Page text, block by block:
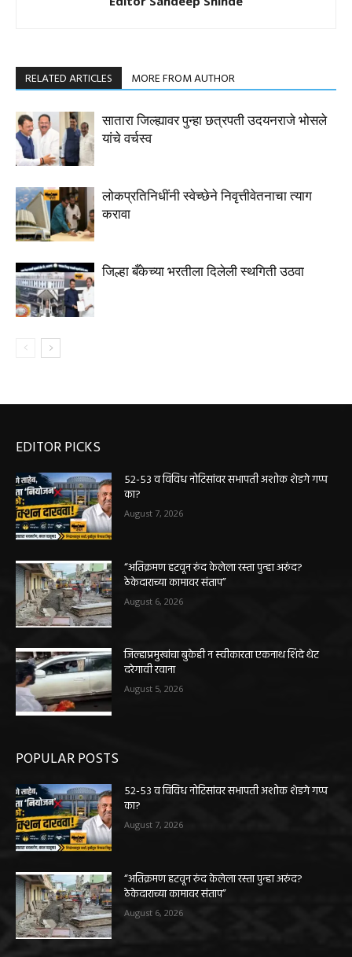
RELATED ARTICLES MORE FROM AUTHOR
सातारा जिल्ह्यावर पुन्हा छत्रपती उदयनराजे भोसले
यांचे वर्चस्व
लोकप्रतिनिधींनी स्वेच्छेने निवृत्तीवेतनाचा त्याग
करावा
जिल्हा बँकेच्या भरतीला दिलेली स्थगिती उठवा
EDITOR PICKS
५२-५३ व विविध नोटिसांवर सभापती अशोक शेडगे गप्प
का?
August 7, 2026
“अतिक्रमण हटवून रुंद केलेला रस्ता पुन्हा अरुंद?
ठेकेदाराच्या कामावर संताप”
August 6, 2026
जिल्हाप्रमुखांचा बुकेही न स्वीकारता एकनाथ शिंदे थेट
दरेगावी रवाना
August 5, 2026
POPULAR POSTS
५२-५३ व विविध नोटिसांवर सभापती अशोक शेडगे गप्प
का?
August 7, 2026
“अतिक्रमण हटवून रुंद केलेला रस्ता पुन्हा अरुंद?
ठेकेदाराच्या कामावर संताप”
August 6, 2026